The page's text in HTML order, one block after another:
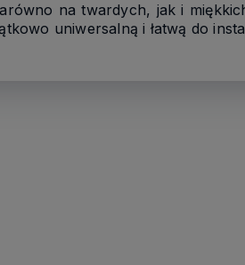
na twardych, jak i
uniwersalną i łatwą do